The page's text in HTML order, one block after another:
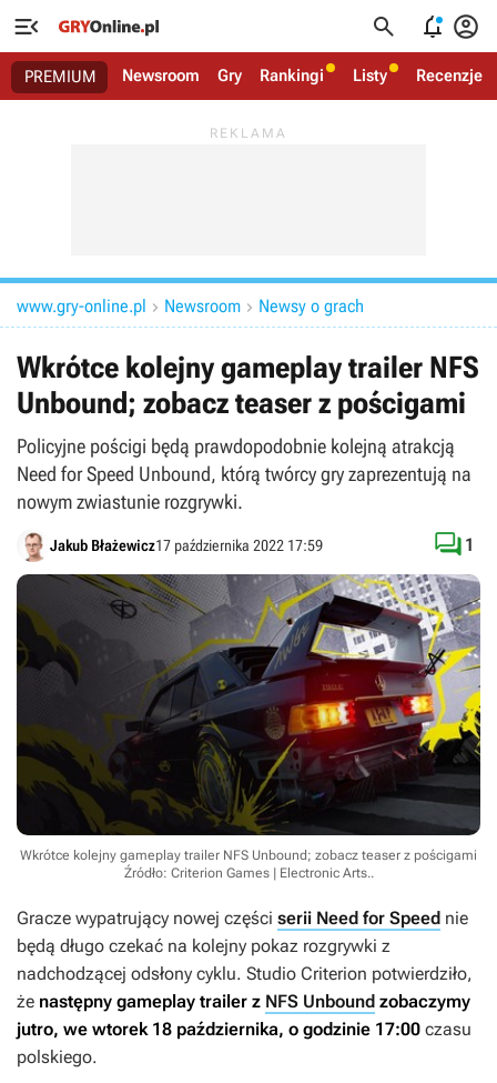
   
PREMIUM Newsroom Gry Rankingi Listy Recenzje
www.gry-online.pl  Newsroom  Newsy o grach
Wkrótce kolejny gameplay trailer NFS
Unbound; zobacz teaser z pościgami
Policyjne pościgi będą prawdopodobnie kolejną atrakcją
Need for Speed Unbound, którą twórcy gry zaprezentują na
nowym zwiastunie rozgrywki.
Jakub Błażewicz17 października 2022 17:59  1
Wkrótce kolejny gameplay trailer NFS Unbound; zobacz teaser z pościgami
Źródło: Criterion Games | Electronic Arts..
Gracze wypatrujący nowej części serii Need for Speed nie
będą długo czekać na kolejny pokaz rozgrywki z
nadchodzącej odsłony cyklu. Studio Criterion potwierdziło,
że następny gameplay trailer z NFS Unbound zobaczymy
jutro, we wtorek 18 października, o godzinie 17:00 czasu
polskiego.